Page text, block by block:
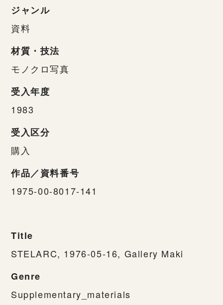
ジャンル
資料
材質・技法
モノクロ写真
受入年度
1983
受入区分
購入
作品／資料番号
1975-00-8017-141
Title
STELARC, 1976-05-16, Gallery Maki
Genre
Supplementary_materials